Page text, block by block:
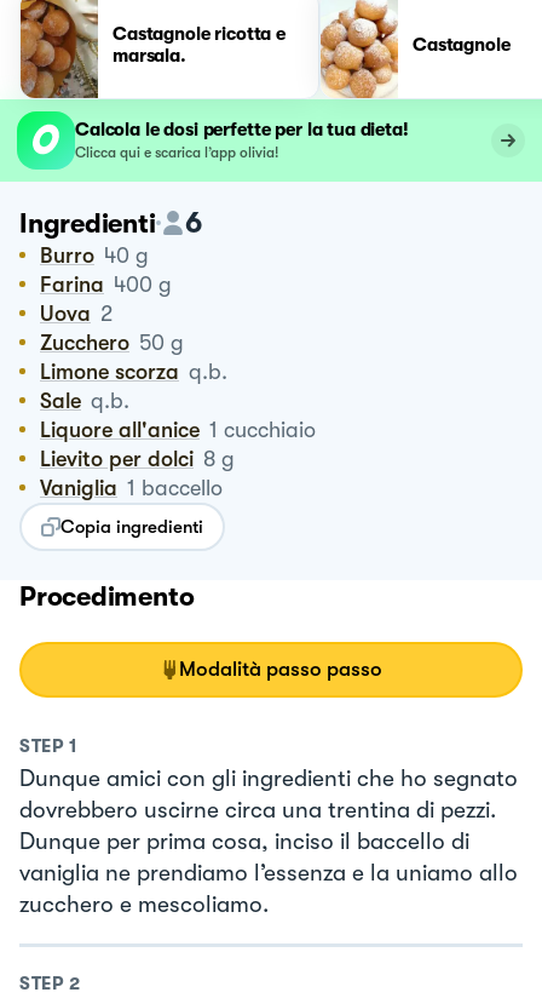
Castagnole ricotta e
marsala.
Castagnole
Calcola le dosi perfette per la tua dieta!
Clicca qui e scarica l’app olivia!
Ingredienti 6
Burro 40 g
Farina 400 g
Uova 2
Zucchero 50 g
Limone scorza q.b.
Sale q.b.
Liquore all'anice 1 cucchiaio
Lievito per dolci 8 g
Vaniglia 1 baccello
Copia ingredienti
Procedimento
Modalità passo passo
STEP 1
Dunque amici con gli ingredienti che ho segnato
dovrebbero uscirne circa una trentina di pezzi.
Dunque per prima cosa, inciso il baccello di
vaniglia ne prendiamo l’essenza e la uniamo allo
zucchero e mescoliamo.
STEP 2